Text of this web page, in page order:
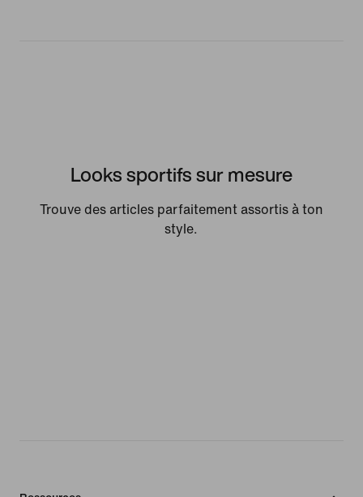
Looks sportifs sur mesure
Trouve des articles parfaitement assortis à ton
style.